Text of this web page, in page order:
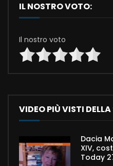
IL NOSTRO VOTO:
Il nostro voto
VIDEO PIÙ VISTI
Dacia
XIV,
Today